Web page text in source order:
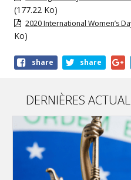
(177.22 Ko)
2020 International Women’s
Ko)
Shareshare share
DERNIÈRES